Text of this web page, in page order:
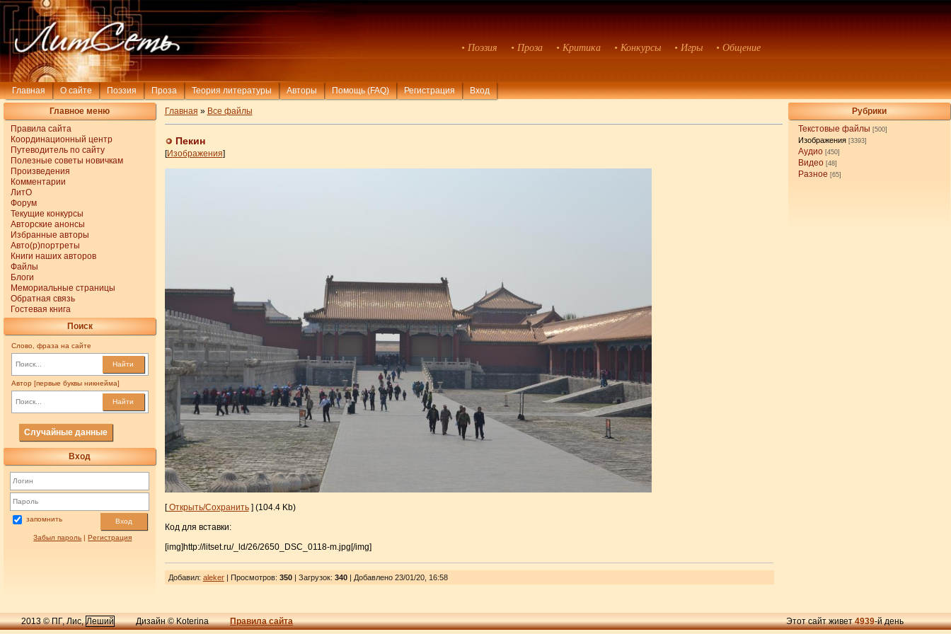
• Поэзия • Проза • Критика • Конкурсы • Игры • Общение
Главная О сайте Поэзия Проза Теория литературы Авторы Помощь (FAQ) Регистрация Вход
Главное меню
Правила сайта
Координационный центр
Путеводитель по сайту
Полезные советы новичкам
Произведения
Комментарии
ЛитО
Форум
Текущие конкурсы
Авторские анонсы
Избранные авторы
Авто(р)портреты
Книги наших авторов
Файлы
Блоги
Мемориальные страницы
Обратная связь
Гостевая книга
Поиск
Слово, фраза на сайте
Найти
Автор [первые буквы никнейма]
Найти
Случайные данные
Вход
запомнить Вход
Забыл пароль |Регистрация
Рубрики
Текстовые файлы [500]
Изображения [3393]
Аудио [450]
Видео [48]
Разное [65]
Главная » Все файлы
Пекин
[Изображения]
[Открыть/Сохранить] (104.4 Kb)
Код для вставки:
[img]http://litset.ru/_ld/26/2650_DSC_0118-m.jpg[/img]
Добавил: aleker| Просмотров: 350| Загрузок: 340| Добавлено 23/01/20, 16:58
2013 © ПГ, Лис,Леший Дизайн © Koterina Правила сайта Этот сайт живет4939-й день